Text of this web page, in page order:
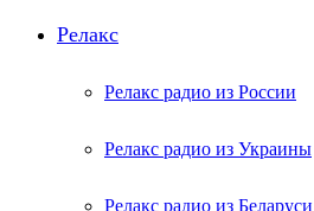
Релакс
Релакс радио из России
Релакс радио из Украины
Релакс радио из Беларуси